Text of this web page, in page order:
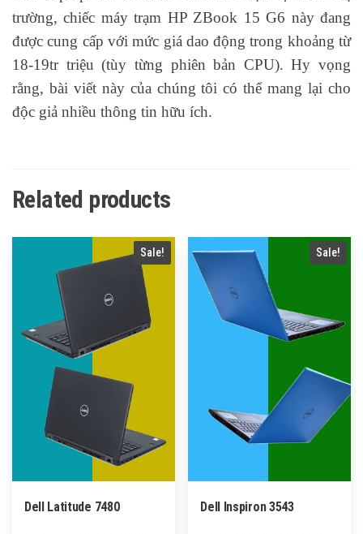
trường, chiếc máy trạm HP ZBook 15 G6 này đang
được cung cấp với mức giá dao động trong khoảng từ
18-19tr triệu (tùy từng phiên bản CPU). Hy vọng
rằng, bài viết này của chúng tôi có thể mang lại cho
độc giả nhiều thông tin hữu ích.
Related products
Sale!
Dell Latitude 7480
Sale!
Dell Inspiron 3543